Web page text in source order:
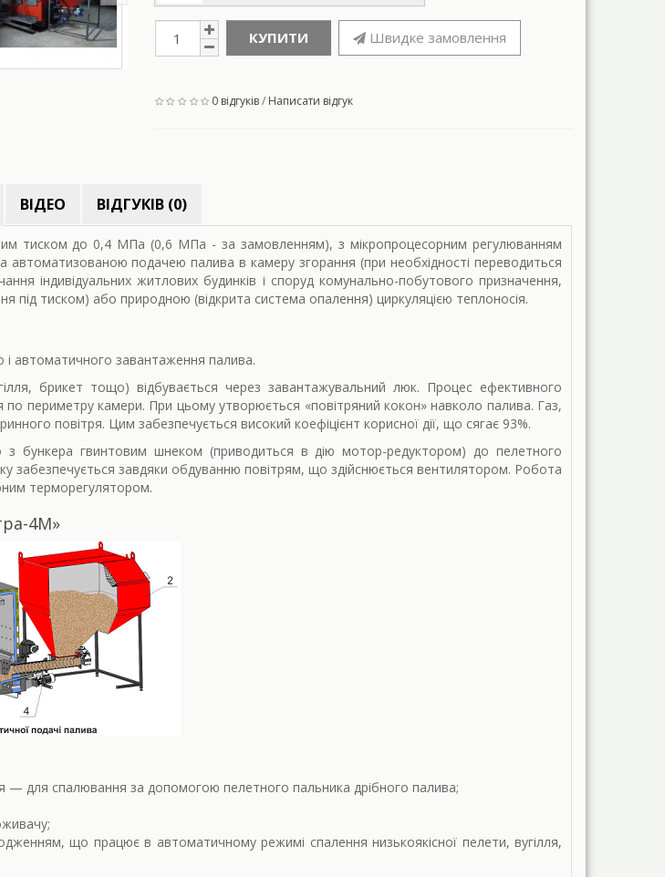
КУПИТИ Швидке замовлення
0 відгуків/ Написати відгук
ВІДЕО ВІДГУКІВ (0)
тиском до 0,4 МПа (0,6 МПа - за замовленням), з мікропроцесорним регулюванням
подачею палива в камеру згорання (при необхідності переводиться
індивідуальних житлових будинків і споруд комунально-побутового призначення,
тиском) або природною (відкрита система опалення) циркуляцією теплоносія.
автоматичного завантаження палива.
брикет тощо) відбувається через завантажувальний люк. Процес ефективного
по периметру камери. При цьому утворюється «повітряний кокон» навколо палива. Газ,
повітря. Цим забезпечується високий коефіцієнт корисної дії, що сягає 93%.
з бункера гвинтовим шнеком (приводиться в дію мотор-редуктором) до пелетного
забезпечується завдяки обдуванню повітрям, що здійснюється вентилятором. Робота
терморегулятором.
4М»
— для спалювання за допомогою пелетного пальника дрібного палива;
що працює в автоматичному режимі спалення низькоякісної пелети, вугілля,